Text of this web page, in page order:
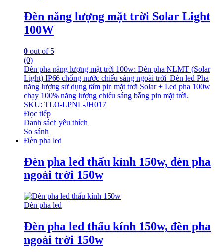
Đèn năng lượng mặt trời Solar Light
100W
0 out of 5
(0)
Đèn pha năng lượng mặt trời 100w: Đèn pha NLMT (Solar
Light) IP66 chống nước chiếu sáng ngoài trời. Đèn led Pha
năng lượng sử dụng tấm pin mặt trời Solar + Led pha 100w
chạy 100% năng lượng chiếu sáng bằng pin mặt trời.
SKU: TLO-LPNL-JH017
Đọc tiếp
Danh sách yêu thích
So sánh
Đèn pha led
Đèn pha led thấu kính 150w, đèn pha
ngoài trời 150w
Đèn pha led
Đèn pha led thấu kính 150w, đèn pha
ngoài trời 150w